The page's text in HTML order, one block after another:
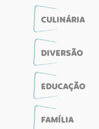
CULINÁRIA
DIVERSÃO
EDUCAÇÃO
FAMÍLIA